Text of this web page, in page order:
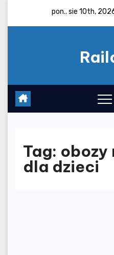
pon.. sie 10th,
Tag: obozy
dla dzieci